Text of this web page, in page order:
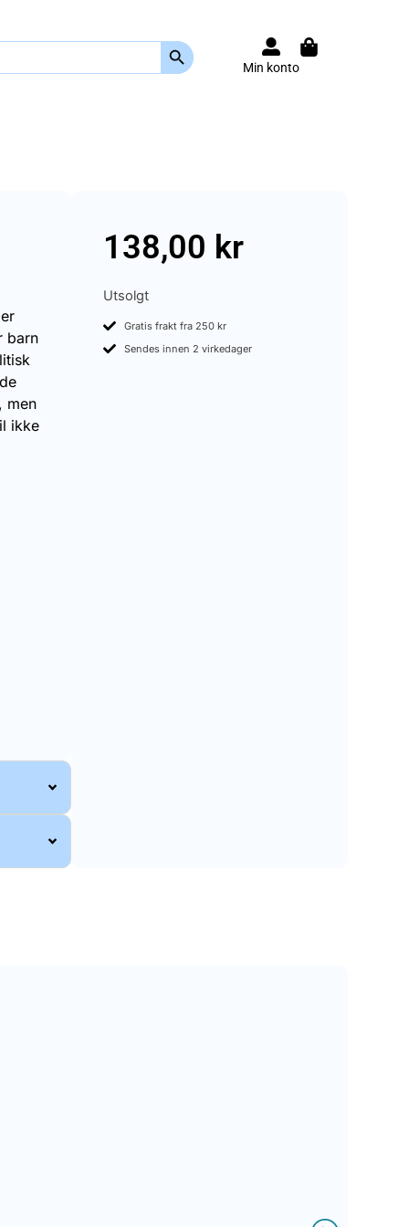
Search Button
Min konto
barn
men
ikke
138,00 kr
Utsolgt
Gratis frakt fra 250 kr
Sendes innen 2 virkedager